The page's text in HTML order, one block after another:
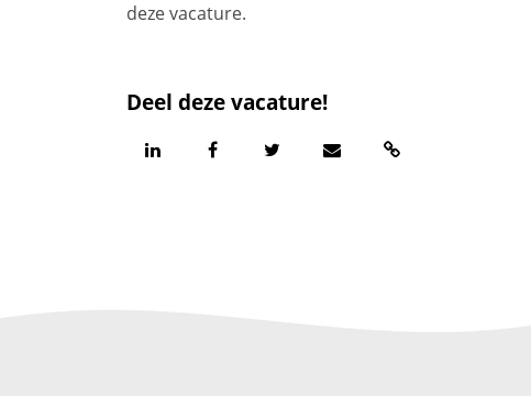
deze vacature.
Deel deze vacature!